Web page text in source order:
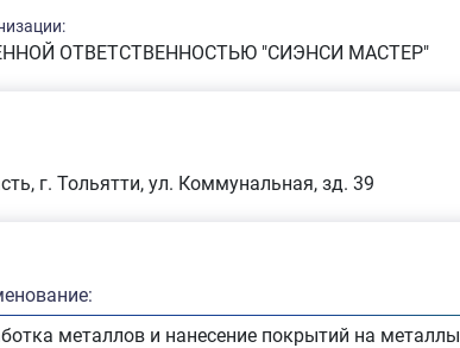
ОТВЕТСТВЕННОСТЬЮ "СИЭНСИ МАСТЕР"
г. Тольятти, ул. Коммунальная, зд. 39
металлов и нанесение покрытий на металлы